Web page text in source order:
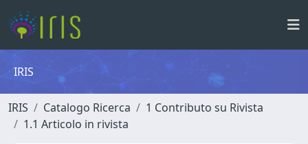
IRIS
IRIS Catalogo Ricerca
1 Contributo su Rivista
1.1 Articolo in rivista